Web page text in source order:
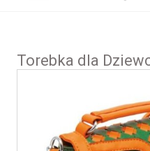
Torebka dla